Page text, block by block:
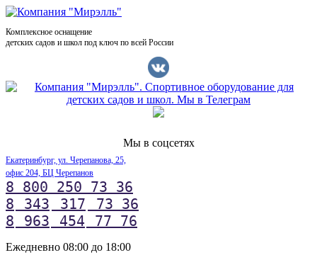
Комплексное оснащение
детских садов и школ под ключ по всей России
Мы в соцсетях
Екатеринбург, ул. Черепанова, 25,
офис 204, БЦ Черепанов
8 800 250 73 36
8
343 317
73 36
8
963 454 77 76
Ежедневно 08:00 до 18:00